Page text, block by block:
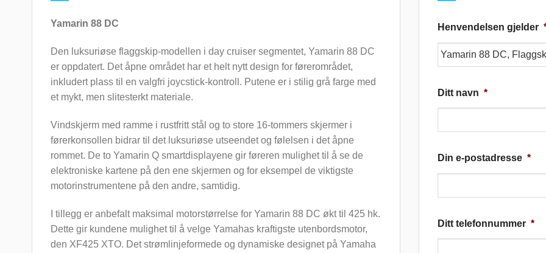
Yamarin 88 DC
Den luksuriøse flaggskip-modellen i day cruiser segmentet, Yamarin 88 DC
er oppdatert. Det åpne området har et helt nytt design for førerområdet,
inkludert plass til en valgfri joycstick-kontroll. Putene er i stilig grå farge med
et mykt, men slitesterkt materiale.
Vindskjerm med ramme i rustfritt stål og to store 16-tommers skjermer i
førerkonsollen bidrar til det luksuriøse utseendet og følelsen i det åpne
rommet. De to Yamarin Q smartdisplayene gir føreren mulighet til å se de
elektroniske kartene på den ene skjermen og for eksempel de viktigste
motorinstrumentene på den andre, samtidig.
I tillegg er anbefalt maksimal motorstørrelse for Yamarin 88 DC økt til 425 hk.
Dette gir kundene mulighet til å velge Yamahas kraftigste utenbordsmotor,
den XF425 XTO. Det strømlinjeformede og dynamiske designet på Yamaha
Henvendelsen gjelder
Ditt navn *
Din e-postadresse *
Ditt telefonnummer *